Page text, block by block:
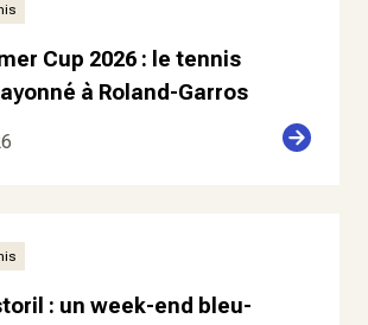
Cup 2026 : le tennis
à Roland-Garros
: un week-end bleu-